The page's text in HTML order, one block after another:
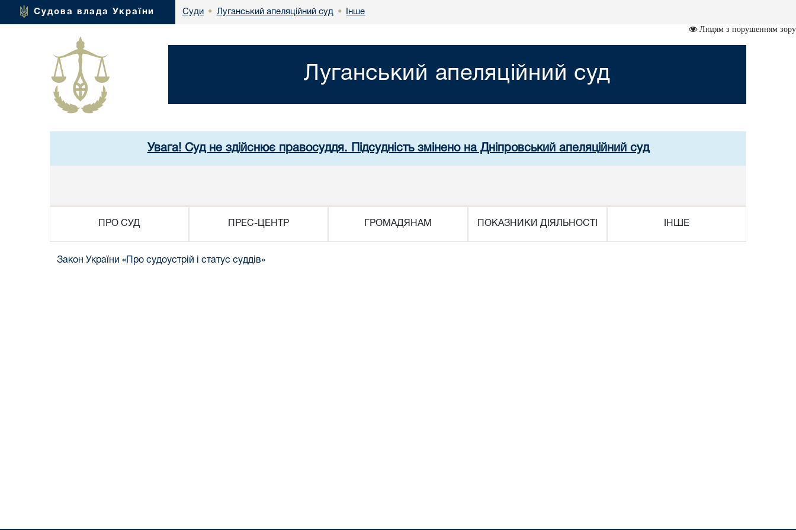
Судова влада України Суди • Луганський апеляційний суд • Інше
Людям з порушенням зору
Луганський апеляційний суд
Увага! Суд не здійснює правосуддя. Підсудність змінено на Дніпровський апеляційний суд
ПРО СУД ПРЕС-ЦЕНТР ГРОМАДЯНАМ ПОКАЗНИКИ ДІЯЛЬНОСТІ ІНШЕ
Закон України «Про судоустрій і статус суддів»